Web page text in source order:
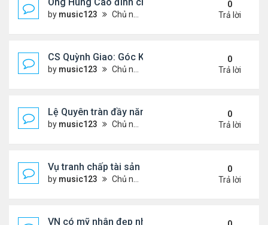
by music123 Chủ nhật Tháng 7 26, 2026 5:17 pm
0
Trả lời
CS Quỳnh Giao: Góc Khuất Của Căn Bệnh Đoạt
by music123 Chủ nhật Tháng 7 26, 2026 5:12 pm
0
Trả lời
Lệ Quyên tràn đầy năng lượng tại Mỹ
by music123 Chủ nhật Tháng 7 26, 2026 5:09 pm
0
Trả lời
Vụ tranh chấp tài sản của dv Đức Tiến
by music123 Chủ nhật Tháng 7 26, 2026 4:52 pm
0
Trả lời
VN có mỹ nhân đẹp như búp bê bỏ showbiz lấy